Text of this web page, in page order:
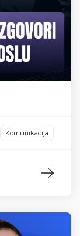
Komunikacija